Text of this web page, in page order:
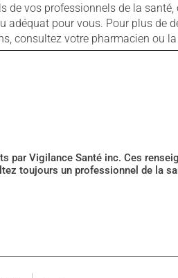
de vos professionnels de la
adéquat pour vous. Pour plus
consultez votre pharmacien ou
Vigilance Santé inc. Ces
toujours un professionnel de la